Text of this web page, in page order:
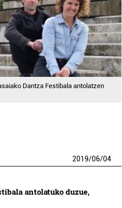
Dantza Festibala antolatzen
2019/06/04
antolatuko duzue,